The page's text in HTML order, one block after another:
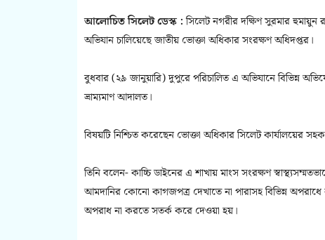
আলোচিত সিলেট ডেস্ক :সিলেট নগরীর দক্ষিণ সুরমার হুমায়ুন
অভিযান চালিয়েছে জাতীয় ভোক্তা অধিকার সংরক্ষণ অধিদপ্তর।
বুধবার (২৯ জানুয়ারি) দুপুরে পরিচালিত এ অভিযানে বিভিন্ন
ভ্রাম্যমাণ আদালত।
বিষয়টি নিশ্চিত করেছেন ভোক্তা অধিকার সিলেট কার্যালয়ের
তিনি বলেন- কাচ্চি ডাইনের এ শাখায় মাংস সংরক্ষণ
আমদানির কোনো কাগজপত্র দেখাতে না পারাসহ বিভিন্ন
অপরাধ না করতে সতর্ক করে দেওয়া হয়।